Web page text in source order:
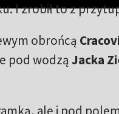
I zrobił to z
obrońcą
pod wodzą Jacka